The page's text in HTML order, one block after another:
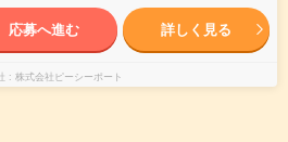
応募へ進む 詳しく見る
株式会社ピーシーポート